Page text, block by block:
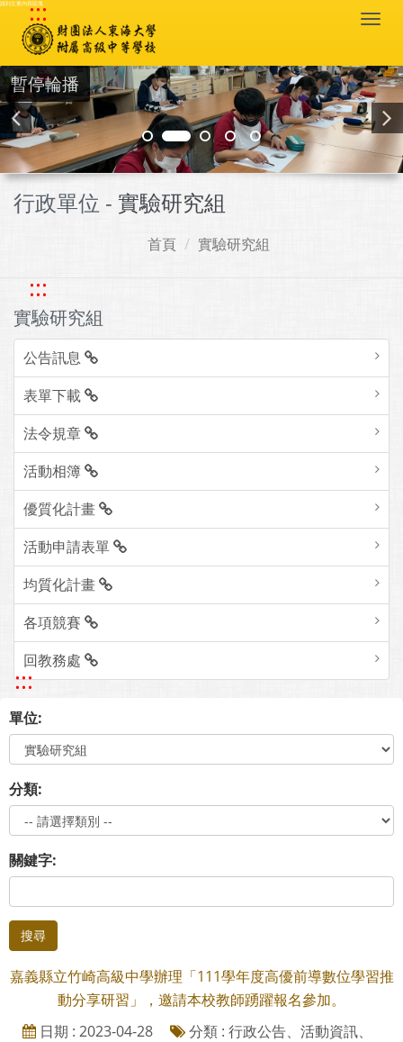
跳到主要內容區塊
:::
暫停輪播
行政單位 - 實驗研究組
首頁 實驗研究組
:::
實驗研究組
公告訊息
表單下載
法令規章
活動相簿
優質化計畫
活動申請表單
均質化計畫
各項競賽
回教務處
:::
單位:
分類:
關鍵字:
搜尋
嘉義縣立竹崎高級中學辦理「111學年度高優前導數位學習推
動分享研習」，邀請本校教師踴躍報名參加。
日期 : 2023-04-28
分類 : 行政公告、活動資訊、